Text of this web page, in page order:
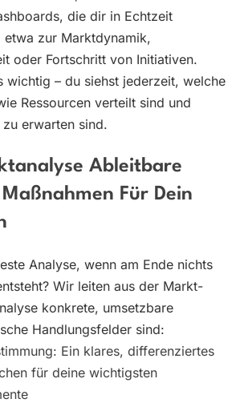
die dir in Echtzeit
etwa zur Marktdynamik,
oder Fortschritt von Initiativen.
wichtig – du siehst jederzeit, welche
Ressourcen verteilt sind und
erwarten sind.
Ableitbare
Für Dein
Analyse, wenn am Ende nichts
Wir leiten aus der Markt-
konkrete, umsetzbare
Handlungsfelder sind:
Ein klares, differenziertes
für deine wichtigsten